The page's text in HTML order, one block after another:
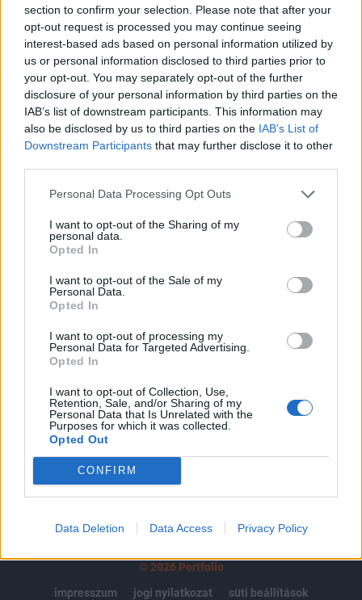
section to confirm your selection. Please note that after your
opt-out request is processed you may continue seeing
interest-based ads based on personal information utilized by
us or personal information disclosed to third parties prior to
your opt-out. You may separately opt-out of the further
disclosure of your personal information by third parties on the
IAB’s list of downstream participants. This information may
also be disclosed by us to third parties on the IAB’s List of
Downstream Participants that may further disclose it to other
Personal Data Processing Opt Outs
I want to opt-out of the Sharing of my
personal data.
Opted In
I want to opt-out of the Sale of my
Personal Data.
Opted In
I want to opt-out of processing my
Personal Data for Targeted Advertising.
Opted In
I want to opt-out of Collection, Use,
Retention, Sale, and/or Sharing of my
Personal Data that Is Unrelated with the
Purposes for which it was collected.
Opted Out
CONFIRM
Data Deletion Data Access Privacy Policy
"A fejlődés útján: új szemlélet, valós eredmények a NAV-nál.
Középpontban a NAV 2.0 és az új ART" című előadását
Tállai András azzal kezdte: az elmúlt 1,5 évben
szemléletváltás kezdődött a NAV-nál, de még az út elején
vagyunk. Szerinte az adóhatóság legalapvetőbb feladata
az adóbevételek beszedése, amit az elmúlt évben a NAV
ellátott. Tavaly ugyanis a GDP-növekedésen...
tartozik, melynek olvasása előfizetéses
regisztrációhoz kötött.
Az előfizetés a következőket tartalmazza:
Portfolio.hu teljes cikkarchívum
kötéslistái
MÁR ELŐFIZETŐNK VAGY?
© 2026 Portfolio
impresszum
jogi nyilatkozat süti beállítások